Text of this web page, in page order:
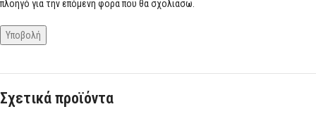
πλοηγό για την επόμενη φορά που θα σχολιάσω.
Σχετικά προϊόντα